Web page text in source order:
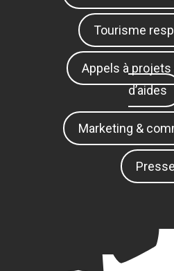
Tourisme
Appels à
d’aides
Marketing &
Presse